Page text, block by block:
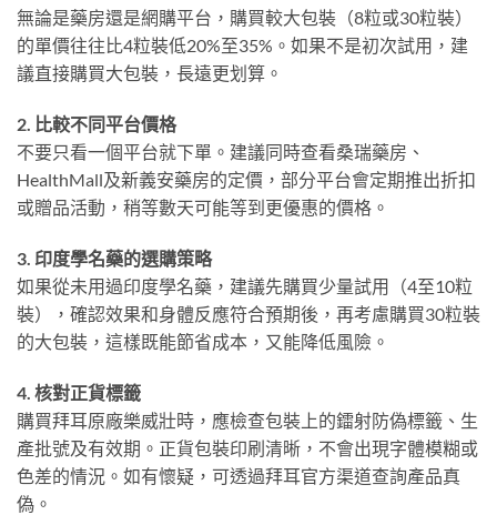
無論是藥房還是網購平台，購買較大包裝（8粒或30粒裝）
的單價往往比4粒裝低20%至35%。如果不是初次試用，建
議直接購買大包裝，長遠更划算。
2. 比較不同平台價格
不要只看一個平台就下單。建議同時查看桑瑞藥房、
HealthMall及新義安藥房的定價，部分平台會定期推出折扣
或贈品活動，稍等數天可能等到更優惠的價格。
3. 印度學名藥的選購策略
如果從未用過印度學名藥，建議先購買少量試用（4至10粒
裝），確認效果和身體反應符合預期後，再考慮購買30粒裝
的大包裝，這樣既能節省成本，又能降低風險。
4. 核對正貨標籤
購買拜耳原廠樂威壯時，應檢查包裝上的鐳射防偽標籤、生
產批號及有效期。正貨包裝印刷清晰，不會出現字體模糊或
色差的情況。如有懷疑，可透過拜耳官方渠道查詢產品真
偽。